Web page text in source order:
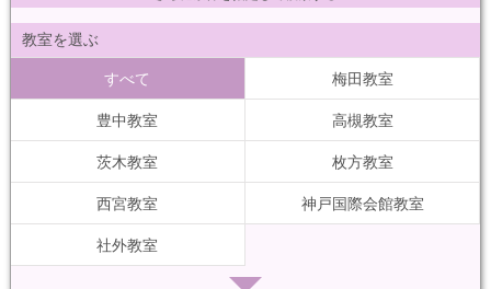
教室を選ぶ
すべて 梅田教室
豊中教室 高槻教室
茨木教室 枚方教室
西宮教室 神戸国際会館教室
社外教室